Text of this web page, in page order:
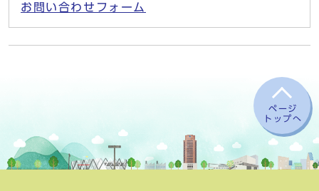
お問い合わせフォーム
ページ
トップへ